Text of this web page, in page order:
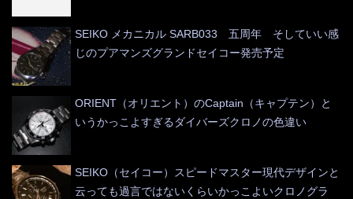
SEIKO メカニカル SARB033 五周年 そしていい感
じのプアマンズグランドセイコー発売予定
ORIENT（オリエント）のCaptain（キャプテン）と
いうかっこよすぎるダイバーズクロノの色違い
SEIKO（セイコー）スピードマスター現代デザインと
云っても過言ではないくらいかっこよいクロノグラ